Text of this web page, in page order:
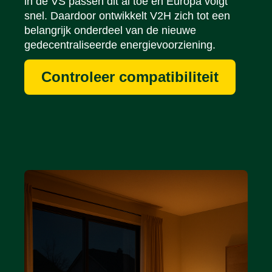
snel. Daardoor ontwikkelt V2H zich tot een
belangrijk onderdeel van de nieuwe
gedecentraliseerde energievoorziening.
Controleer compatibiliteit